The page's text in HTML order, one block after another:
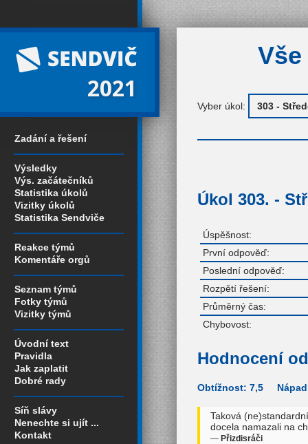
2021
Zadání a řešení
Výsledky
Výs. začátečníků
Statistika úkolů
Vizitky úkolů
Statistika Sendviče
Reakce týmů
Komentáře orgů
Seznam týmů
Fotky týmů
Vizitky týmů
Úvodní text
Pravidla
Jak zaplatit
Dobré rady
Síň slávy
Nenechte si ujít ...
Kontakt
Vyber úkol:
Úkol 303. -
Úspěšnost:
První odpověď:
Poslední odpověď:
Rozpětí řešení:
Průměrný čas:
Chybovost:
Hodnocení
Obtížnost: 7,5
Taková
docela namazali na
— Přizdisráči